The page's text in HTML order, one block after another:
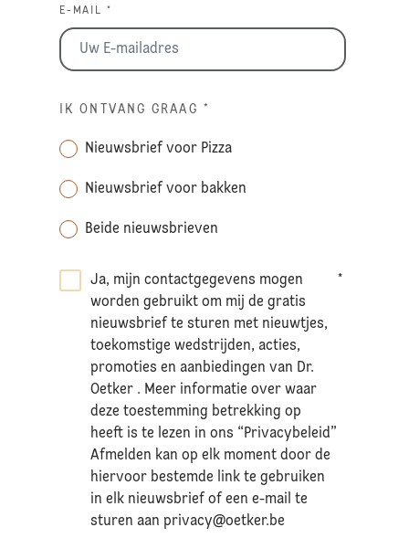
E-MAIL *
IK ONTVANG GRAAG *
Nieuwsbrief voor Pizza
Nieuwsbrief voor bakken
Beide nieuwsbrieven
Ja, mijn contactgegevens mogen
worden gebruikt om mij de gratis
nieuwsbrief te sturen met nieuwtjes,
toekomstige wedstrijden, acties,
promoties en aanbiedingen van Dr.
Oetker . Meer informatie over waar
deze toestemming betrekking op
heeft is te lezen in ons “Privacybeleid”
Afmelden kan op elk moment door de
hiervoor bestemde link te gebruiken
in elk nieuwsbrief of een e-mail te
sturen aanprivacy@oetker.be
*